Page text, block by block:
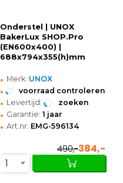
Onderstel | UNOX
BakerLux SHOP.Pro
(EN600x400) |
688x794x355(h)mm
• Merk: UNOX
• voorraad controleren
• Levertijd: zoeken
• Garantie: 1 jaar
• Art.nr: EMG-596134
490,-384,-
1